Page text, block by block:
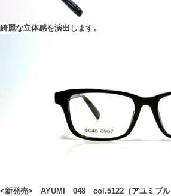
綺麗な立体感を演出します。
<新発売> AYUMI 048 col.5122（アユミブ